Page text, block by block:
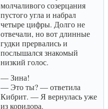
молчаливого созерцания
пустого угла и набрал
четыре цифры. Долго не
отвечали, но вот длинные
гудки прервались и
послышался знакомый
низкий голос.
— Зина!
— Это ты? — ответила
Кибрит. — Я вернулась уже
из коридора.